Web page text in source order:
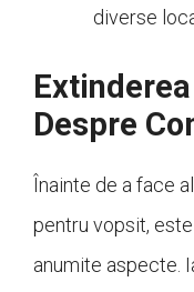
diverse
Despre
Înainte de a face
pentru vopsit,
anumite aspecte.